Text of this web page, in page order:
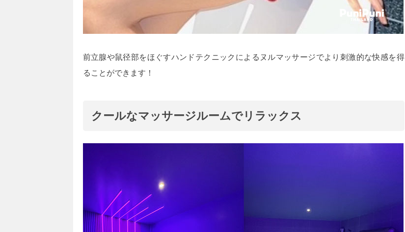
前立腺や鼠径部をほぐすハンドテクニックによるヌルマッサージでより刺激的な快感を得
ることができます！
クールなマッサージルームでリラックス